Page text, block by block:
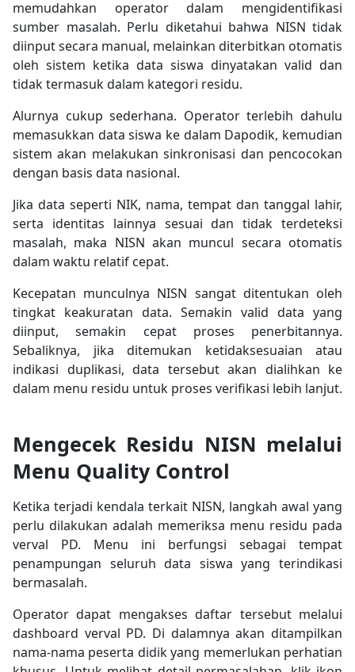
memudahkan operator dalam mengidentifikasi
sumber masalah. Perlu diketahui bahwa NISN tidak
diinput secara manual, melainkan diterbitkan otomatis
oleh sistem ketika data siswa dinyatakan valid dan
tidak termasuk dalam kategori residu.
Alurnya cukup sederhana. Operator terlebih dahulu
memasukkan data siswa ke dalam Dapodik, kemudian
sistem akan melakukan sinkronisasi dan pencocokan
dengan basis data nasional.
Jika data seperti NIK, nama, tempat dan tanggal lahir,
serta identitas lainnya sesuai dan tidak terdeteksi
masalah, maka NISN akan muncul secara otomatis
dalam waktu relatif cepat.
Kecepatan munculnya NISN sangat ditentukan oleh
tingkat keakuratan data. Semakin valid data yang
diinput, semakin cepat proses penerbitannya.
Sebaliknya, jika ditemukan ketidaksesuaian atau
indikasi duplikasi, data tersebut akan dialihkan ke
dalam menu residu untuk proses verifikasi lebih lanjut.
Mengecek Residu NISN melalui
Menu Quality Control
Ketika terjadi kendala terkait NISN, langkah awal yang
perlu dilakukan adalah memeriksa menu residu pada
verval PD. Menu ini berfungsi sebagai tempat
penampungan seluruh data siswa yang terindikasi
bermasalah.
Operator dapat mengakses daftar tersebut melalui
dashboard verval PD. Di dalamnya akan ditampilkan
nama-nama peserta didik yang memerlukan perhatian